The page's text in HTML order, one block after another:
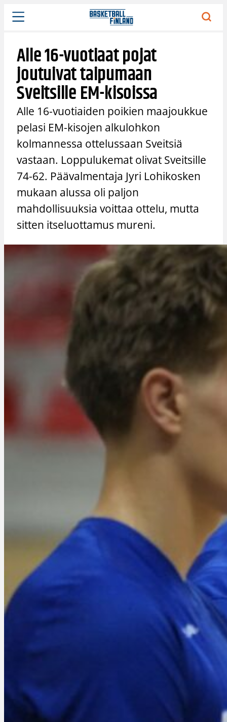
Siirry
sisältöön
Alle 16-vuotiaat pojat
joutuivat taipumaan
Sveitsille EM-kisoissa
Alle 16-vuotiaiden poikien maajoukkue
pelasi EM-kisojen alkulohkon
kolmannessa ottelussaan Sveitsiä
vastaan. Loppulukemat olivat Sveitsille
74-62. Päävalmentaja Jyri Lohikosken
mukaan alussa oli paljon
mahdollisuuksia voittaa ottelu, mutta
sitten itseluottamus mureni.